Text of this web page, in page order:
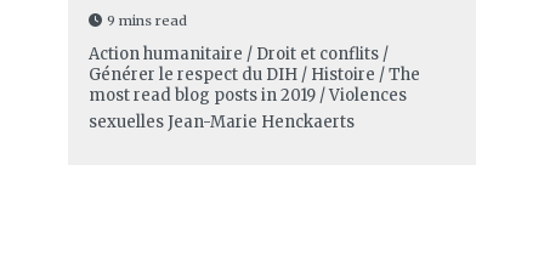
9 mins read
Action humanitaire / Droit et conflits /
Générer le respect du DIH / Histoire / The
most read blog posts in 2019 / Violences
sexuellesJean-Marie Henckaerts